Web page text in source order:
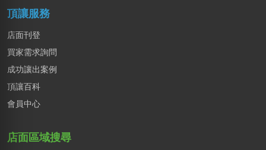
南投縣｜預算 10萬~30萬元
頂讓服務
店面刊登
買家需求詢問
成功讓出案例
頂讓百科
會員中心
店面區域搜尋